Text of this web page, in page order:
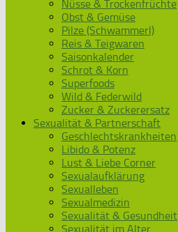
Nüsse & Trockenfrüchte
Obst & Gemüse
Pilze (Schwammerl)
Reis & Teigwaren
Saisonkalender
Schrot & Korn
Superfoods
Wild & Federwild
Zucker & Zuckerersatz
Sexualität & Partnerschaft
Geschlechtskrankheiten
Libido & Potenz
Lust & Liebe Corner
Sexualaufklärung
Sexualleben
Sexualmedizin
Sexualität & Gesundheit
Sexualität im Alter